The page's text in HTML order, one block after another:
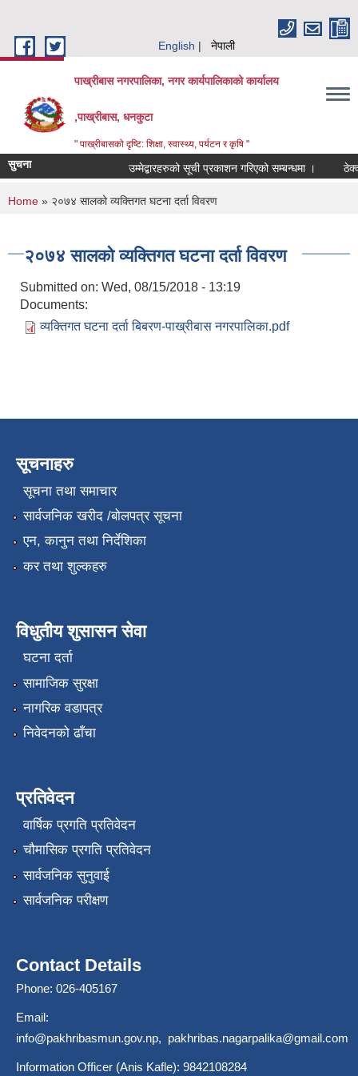
English नेपाली
पाख्रीबास नगरपालिका, नगर कार्यपालिकाको कार्यालय
,पाख्रीबास, धनकुटा
" पाख्रीबासको दृष्टि: शिक्षा, स्वास्थ्य, पर्यटन र कृषि "
सुचना उम्मेद्बारहरुको सूची प्रकाशन गरिएको सम्बन्धमा ।
You are here
Home » २०७४ सालको व्यक्तिगत घटना दर्ता विवरण
२०७४ सालको व्यक्तिगत घटना दर्ता विवरण
Submitted on: Wed, 08/15/2018 - 13:19
Documents:
व्यक्तिगत घटना दर्ता बिबरण-पाख्रीबास नगरपालिका.pdf
सूचनाहरु
सूचना तथा समाचार
सार्वजनिक खरीद /बोलपत्र सूचना
एन, कानुन तथा निर्देशिका
कर तथा शुल्कहरु
विधुतीय शुसासन सेवा
घटना दर्ता
सामाजिक सुरक्षा
नागरिक वडापत्र
निवेदनको ढाँचा
प्रतिवेदन
वार्षिक प्रगति प्रतिवेदन
चौमासिक प्रगति प्रतिवेदन
सार्वजनिक सुनुवाई
सार्वजनिक परीक्षण
Contact Details
Phone: 026-405167
Email:
info@pakhribasmun.gov.np, pakhribas.nagarpalika@gmail.com
Information Officer (Anis Kafle): 9842108284